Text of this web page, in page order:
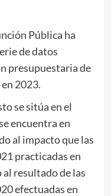
Pública ha
de datos
presupuestaria de
2023.
se sitúa en el
encuentra en
al impacto que las
practicadas en
resultado de las
efectuadas en